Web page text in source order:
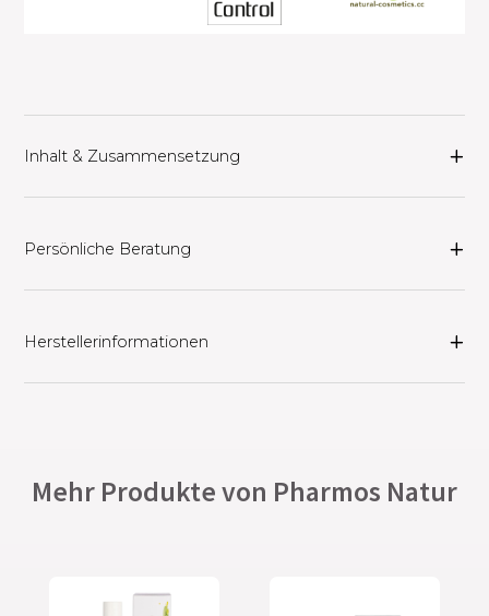
Inhalt & Zusammensetzung
Persönliche Beratung
Herstellerinformationen
Mehr Produkte von Pharmos Natur